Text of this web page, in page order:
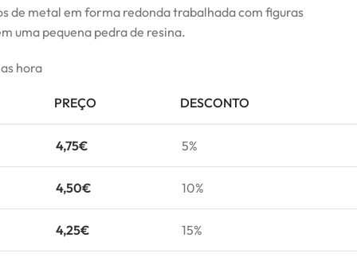
de metal em forma redonda trabalhada com figuras
uma pequena pedra de resina.
hora
PREÇO DESCONTO
4,75€ 5%
4,50€ 10%
4,25€ 15%